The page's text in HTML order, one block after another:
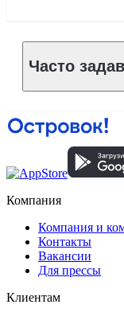
Часто
Компания
Компания и
Контакты
Вакансии
Для прессы
Клиентам